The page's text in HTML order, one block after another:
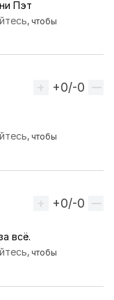
Пэт
, чтобы
Вверх
+0/-0
, чтобы
Вверх
+0/-0
всё.
, чтобы